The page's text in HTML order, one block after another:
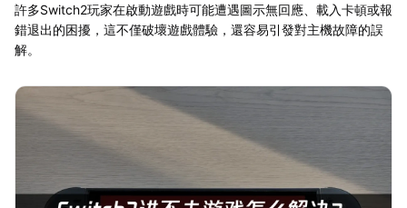
許多Switch2玩家在啟動遊戲時可能遭遇圖示無回應、載入卡頓或報
錯退出的困擾，這不僅破壞遊戲體驗，還容易引發對主機故障的誤
解。